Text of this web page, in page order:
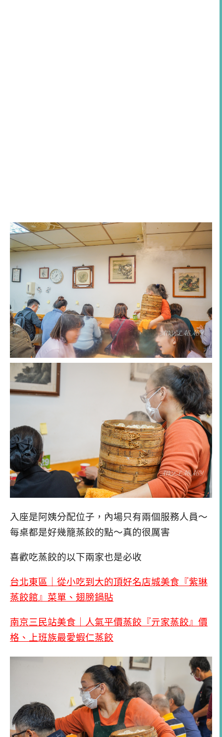
入座是阿姨分配位子，內場只有兩個服務人員～
每桌都是好幾籠蒸餃的點～真的很厲害
喜歡吃蒸餃的以下兩家也是必收
台北東區｜從小吃到大的頂好名店城美食『紫琳
蒸餃館』菜單、翅膀鍋貼
南京三民站美食｜人氣平價蒸餃『亓家蒸餃』價
格、上班族最愛蝦仁蒸餃